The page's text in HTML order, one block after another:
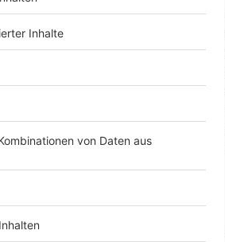
werden nach Möglichkeit
bestimmte Reihenfolge nicht
(Naturkatastrophen,
werden oder fällt er infolge
aus, wird er nach Möglichkeit
bedarf es der Zustimmung des
Verschiebung; als unerheblich
Tag. In den genannten Fällen ist die
technisch einwandfreie Ausstrahlung